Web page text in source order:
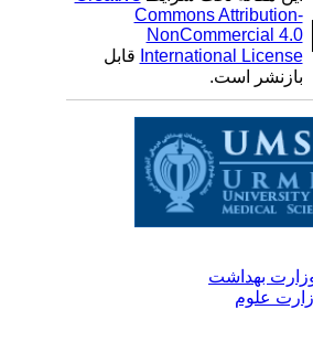
Commons
NonCommercial
Internationalقابل
بازنشر است.
بهداشت
علوم